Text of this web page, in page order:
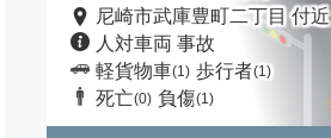
尼崎市武庫豊町二丁目 付近
人対車両 事故
軽貨物車(1) 歩行者(1)
死亡(0) 負傷(1)